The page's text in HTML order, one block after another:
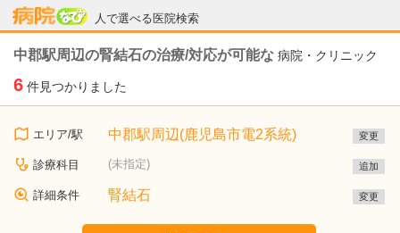
人で選べる医院検索
病院なび
中郡駅周辺の腎結石の治療/対応が可能な 病院・クリニック
6 件見つかりました
エリア/駅 中郡駅周辺(鹿児島市電2系統) 変更
診療科目 (未指定) 追加
詳細条件 腎結石 変更